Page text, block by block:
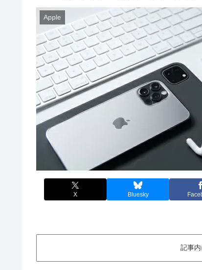
Apple
X Bluesky
記事内